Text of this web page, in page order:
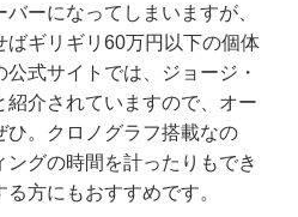
ーになってしまいますが、
ばギリギリ60万円以下の個体
式サイトでは、ジョージ・
紹介されていますので、オー
ひ。クロノグラフ搭載なの
グの時間を計ったりもでき
方にもおすすめです。